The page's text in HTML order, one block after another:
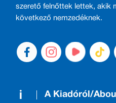
szerető felnőttek lettek, akik
következő nemzedéknek.
A Kiadóról/